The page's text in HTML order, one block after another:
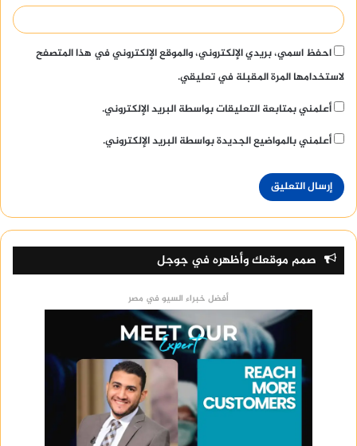
وديكورات وتشطيبات و
حاجات
العروسةوتحميل روايات ووظائف
ساعة رادو قديمة
Samsung Galaxy S21
احفظ اسمي، بريدي الإلكتروني، والموقع الإلكتروني في هذا المتصفح
لاستخدامها المرة المقبلة في تعليقي.
أعلمني بمتابعة التعليقات بواسطة البريد الإلكتروني.
أعلمني بالمواضيع الجديدة بواسطة البريد الإلكتروني.
صمم موقعك وأظهره في جوجل
أفضل خبراء السيو في مصر